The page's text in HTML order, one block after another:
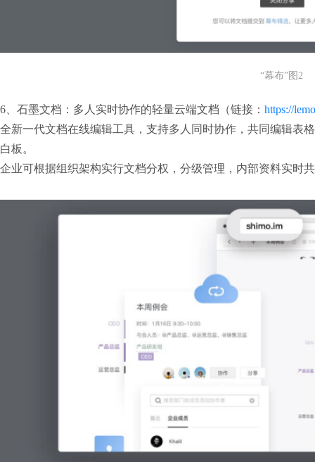
“幕布”图2
6、石墨文档：多人实时协作的轻量云端文档（链接： https://
全新一代文档在线编辑工具，支持多人同时协作，共同编辑表
白板。
企业可根据组织架构实行文档分权，分级管理，内部资料实时